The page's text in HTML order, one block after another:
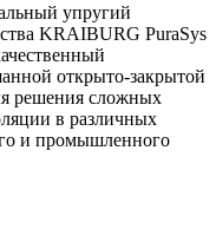
упругий
KRAIBURG PuraSys
открыто-закрытой
решения сложных
в различных
и промышленного